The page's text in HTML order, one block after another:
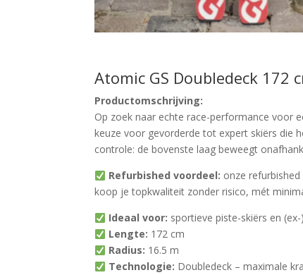
Atomic GS Doubledeck 172
Productomschrijving:
Op zoek naar echte race-performance voor
keuze voor gevorderde tot expert skiërs die
controle: de bovenste laag beweegt
Refurbished voordeel: onze refurbished
koop je topkwaliteit zonder risico, mét
Ideaal voor: sportieve piste-skiërs en
Lengte: 172 cm
Radius: 16.5 m
Technologie: Doubledeck – maximale